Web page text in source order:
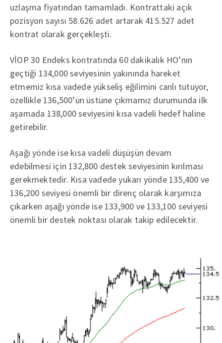
uzlaşma fiyatından tamamladı. Kontrattaki açık
pozisyon sayısı 58.626 adet artarak 415.527 adet
kontrat olarak gerçekleşti.
VİOP 30 Endeks kontratında 60 dakikalık HO’nın
geçtiği 134,000 seviyesinin yakınında hareket
etmemiz kısa vadede yükseliş eğilimini canlı tutuyor,
özellikle 136,500’ün üstüne çıkmamız durumunda ilk
aşamada 138,000 seviyesini kısa vadeli hedef haline
getirebilir.
Aşağı yönde ise kısa vadeli düşüşün devam
edebilmesi için 132,800 destek seviyesinin kırılması
gerekmektedir. Kısa vadede yukarı yönde 135,400 ve
136,200 seviyesi önemli bir direnç olarak karşımıza
çıkarken aşağı yönde ise 133,900 ve 133,100 seviyesi
önemli bir destek noktası olarak takip edilecektir.